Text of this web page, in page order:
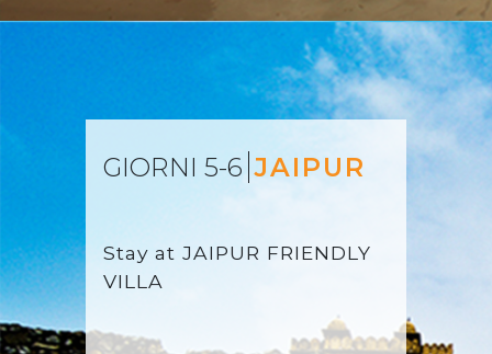
GIORNI 5-6 JAIPUR
Stay atJAIPUR FRIENDLY
VILLA